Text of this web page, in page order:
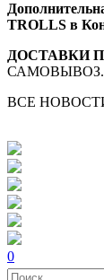
TROLLS в
ДОСТАВКИ
САМОВЫВОЗ.
ВСЕ
0